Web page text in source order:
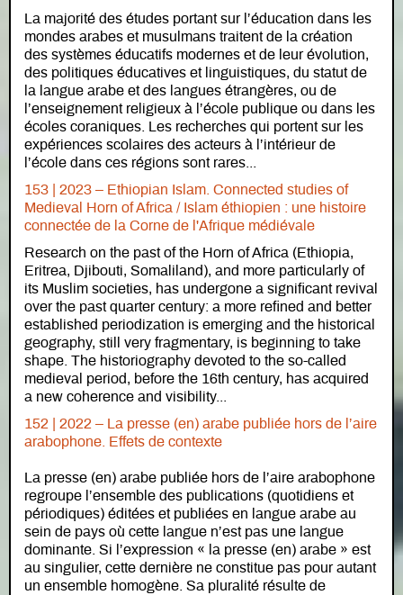
La majorité des études portant sur l’éducation dans les
mondes arabes et musulmans traitent de la création
des systèmes éducatifs modernes et de leur évolution,
des politiques éducatives et linguistiques, du statut de
la langue arabe et des langues étrangères, ou de
l’enseignement religieux à l’école publique ou dans les
écoles coraniques. Les recherches qui portent sur les
expériences scolaires des acteurs à l’intérieur de
l’école dans ces régions sont rares...
153 | 2023 – Ethiopian Islam. Connected studies of
Medieval Horn of Africa / Islam éthiopien : une histoire
connectée de la Corne de l'Afrique médiévale
Research on the past of the Horn of Africa (Ethiopia,
Eritrea, Djibouti, Somaliland), and more particularly of
its Muslim societies, has undergone a significant revival
over the past quarter century: a more refined and better
established periodization is emerging and the historical
geography, still very fragmentary, is beginning to take
shape. The historiography devoted to the so-called
medieval period, before the 16th century, has acquired
a new coherence and visibility...
152 | 2022 – La presse (en) arabe publiée hors de l’aire
arabophone. Effets de contexte
La presse (en) arabe publiée hors de l’aire arabophone
regroupe l’ensemble des publications (quotidiens et
périodiques) éditées et publiées en langue arabe au
sein de pays où cette langue n’est pas une langue
dominante. Si l’expression « la presse (en) arabe » est
au singulier, cette dernière ne constitue pas pour autant
un ensemble homogène. Sa pluralité résulte de